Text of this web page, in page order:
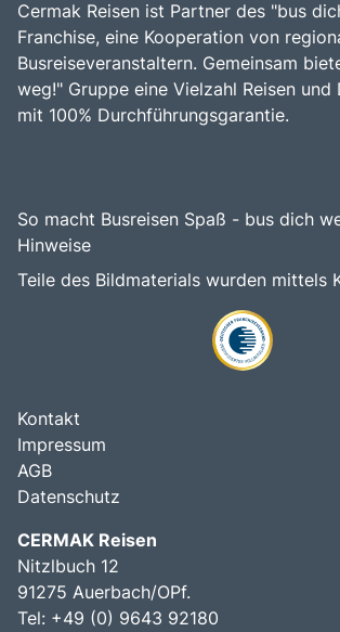
Cermak Reisen ist Partner des "bus
Franchise, eine Kooperation von
Busreiseveranstaltern. Gemeinsam
weg!" Gruppe eine Vielzahl Reisen und
mit 100% Durchführungsgarantie.
So macht Busreisen Spaß - bus dich
Hinweise
Teile des Bildmaterials wurden mittels
Kontakt
Impressum
AGB
Datenschutz
CERMAK Reisen
Nitzlbuch 12
91275 Auerbach/OPf.
Tel: +49 (0) 9643 92180